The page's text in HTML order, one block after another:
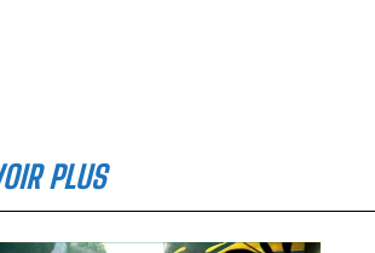
PLUS